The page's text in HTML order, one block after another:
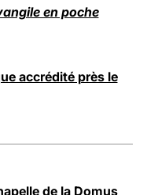
en poche
accrédité près le
de la Domus